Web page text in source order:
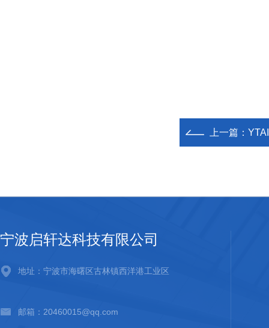
上一篇：
宁波启轩达科技有限公司
地址：宁波市海曙区古林镇西洋港工业区
邮箱：20460015@qq.com